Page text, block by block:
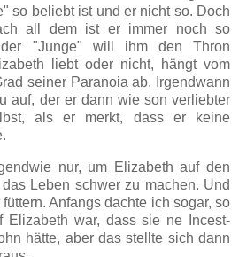
so beliebt ist und er nicht so. Doch
all dem ist er immer noch so
"Junge" will ihm den Thron
liebt oder nicht, hängt vom
seiner Paranoia ab. Irgendwann
auf, der er dann wie son verliebter
als er merkt, dass er keine
nur, um Elizabeth auf den
Leben schwer zu machen. Und
Anfangs dachte ich sogar, so
Elizabeth war, dass sie ne Incest-
hätte, aber das stellte sich dann